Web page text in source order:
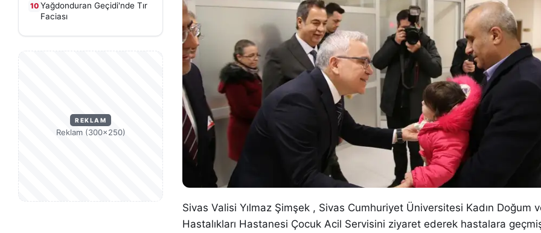
10 Yağdonduran Geçidi'nde Tır
Faciası
REKLAM
Reklam (300×250)
Sivas Valisi Yılmaz Şimşek , Sivas Cumhuriyet Üniversitesi Kadın Doğum
Hastalıkları Hastanesi Çocuk Acil Servisini ziyaret ederek hastalara